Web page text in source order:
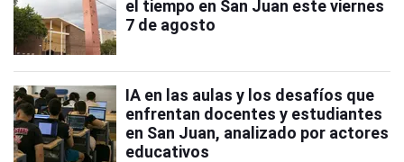
el tiempo en San Juan este viernes
7 de agosto
IA en las aulas y los desafíos que
enfrentan docentes y estudiantes
en San Juan, analizado por actores
educativos